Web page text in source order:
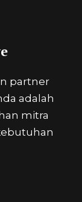
partner
adalah
mitra